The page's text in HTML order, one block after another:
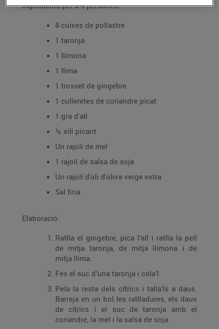
Ingredients per a 4 persones:
8 cuixes de pollastre
1 taronja
1 llimona
1 llima
1 trosset de gingebre
1 culleretes de coriandre picat
1 gra d'all
½ xili picant
Un rajolí de mel
1 rajolí de salsa de soja
Un rajolí d'oli d'oliva verge extra
Sal fina
Elaboració:
Ratlla el gingebre, pica l’all i ratlla la pell
de mitja taronja, de mitja llimona i de
mitja llima.
Fes el suc d’una taronja i cola’l
Pela la resta dels cítrics i talla’ls a daus.
Barreja en un bol les ratlladures, els daus
de cítrics i el suc de taronja amb el
coriandre, la mel i la salsa de soja.